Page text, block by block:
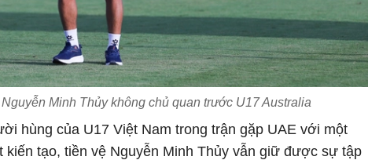
Minh Thủy không chủ quan trước U17 Australia
hùng của U17 Việt Nam trong trận gặp UAE với một
kiến tạo, tiền vệ Nguyễn Minh Thủy vẫn giữ được sự tập